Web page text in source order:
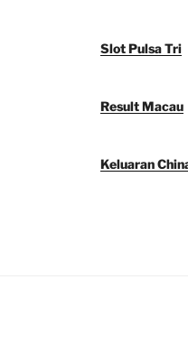
Slot Pulsa Tri
Result Macau
Keluaran